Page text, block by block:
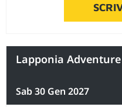
Lapponia
Sab 30 Gen 2027